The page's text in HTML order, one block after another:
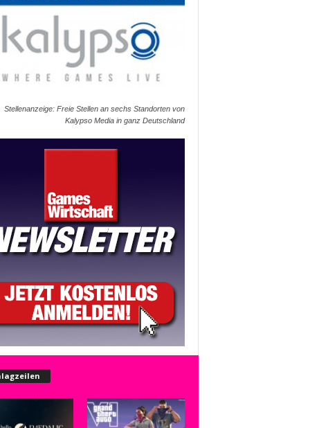
Stellenanzeige: Freie Stellen an sechs Standorten von
Kalypso Media in ganz Deutschland